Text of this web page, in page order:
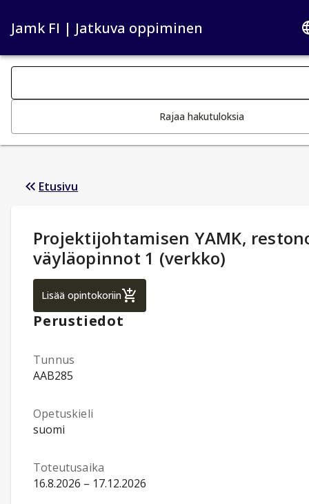
Jamk FI | Jatkuva oppiminen
Haku kategoriat
Rajaa hakutuloksia
Etusivu
Opintotiedot:
Projektijohtamisen YAMK,
väyläopinnot 1 (verkko)
Lisää opintokoriinProjektijohtamisen YAMK, restonomi,
Perustiedot
Tunnus
AAB285
Opetuskieli
suomi
Toteutusaika
16.8.2026 – 17.12.2026